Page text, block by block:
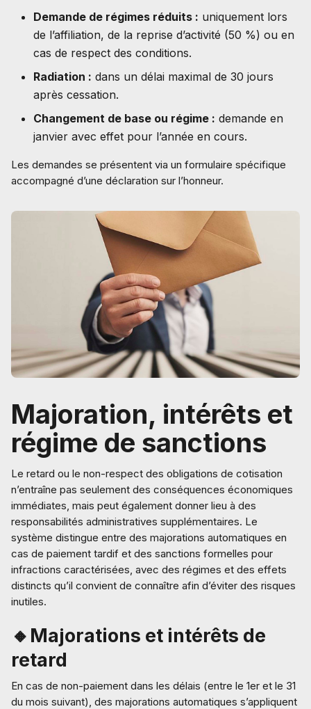
Demande de régimes réduits : uniquement lors
de l’affiliation, de la reprise d’activité (50 %) ou en
cas de respect des conditions.
Radiation : dans un délai maximal de 30 jours
après cessation.
Changement de base ou régime : demande en
janvier avec effet pour l’année en cours.
Les demandes se présentent via un formulaire spécifique
accompagné d’une déclaration sur l’honneur.
Majoration, intérêts et
régime de sanctions
Le retard ou le non-respect des obligations de cotisation
n’entraîne pas seulement des conséquences économiques
immédiates, mais peut également donner lieu à des
responsabilités administratives supplémentaires. Le
système distingue entre des majorations automatiques en
cas de paiement tardif et des sanctions formelles pour
infractions caractérisées, avec des régimes et des effets
distincts qu’il convient de connaître afin d’éviter des risques
inutiles.
🔸Majorations et intérêts de
retard
En cas de non-paiement dans les délais (entre le 1er et le 31
du mois suivant), des majorations automatiques s’appliquent